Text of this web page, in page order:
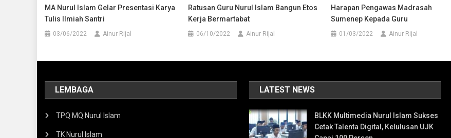
MA Nurul Islam Gelar Presentasi Karya
Tulis Ilmiah Santri
03/06/2022 Ainur Rijal
Ratusan Guru Nurul Islam Bangun Etos
Kerja Bermartabat
06/10/2022 Ainur Rijal
Harapan Pengawas Madrasah
Sumenep Kepada Guru
01/03/2022 Ainur Rijal
LEMBAGA
TPQ MQ Nurul Islam
TK Nurul Islam
LATEST NEWS
BLKK Multimedia Nurul Islam Sukses
Cetak Talenta Digital, Kelulusan UJK